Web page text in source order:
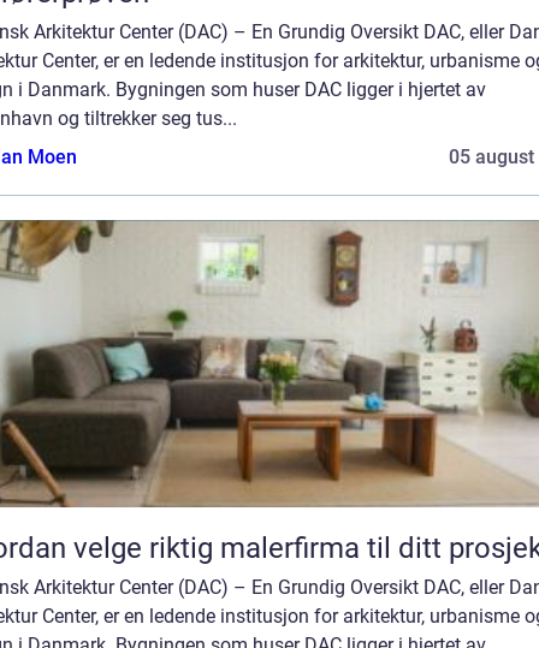
Arkitektur Center (DAC) – En Grundig Oversikt DAC, eller
Center, er en ledende institusjon for arkitektur, urbanisme
i Danmark. Bygningen som huser DAC ligger i hjertet av
og tiltrekker seg tus...
Moen
05 august
velge riktig malerfirma til ditt
Arkitektur Center (DAC) – En Grundig Oversikt DAC, eller
Center, er en ledende institusjon for arkitektur, urbanisme